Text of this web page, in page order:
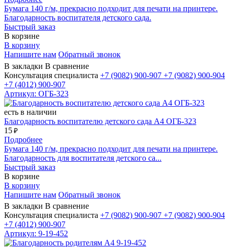
Бумага 140 г/м, прекрасно подходит для печати на принтере.
Благодарность воспитателя детского сада.
Быстрый заказ
В корзине
В корзину
Напишите нам Обратный звонок
В закладки В сравнение
Консультация специалиста +7 (9082) 900-907 +7 (9082) 900-904
+7 (4012) 900-907
Артикул: ОГБ-323
есть в наличии
Благодарность воспитателю детского сада А4 ОГБ-323
15 ₽
Подробнее
Бумага 140 г/м, прекрасно подходит для печати на принтере.
Благодарность для воспитателя детского са...
Быстрый заказ
В корзине
В корзину
Напишите нам Обратный звонок
В закладки В сравнение
Консультация специалиста +7 (9082) 900-907 +7 (9082) 900-904
+7 (4012) 900-907
Артикул: 9-19-452